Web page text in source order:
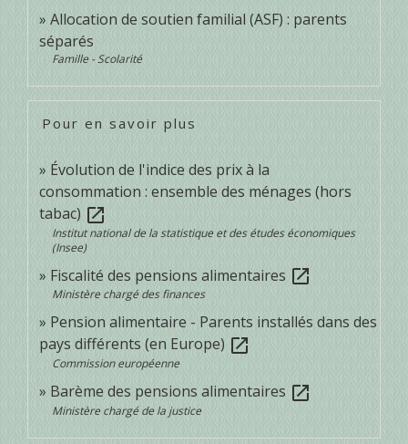
Allocation de soutien familial (ASF) : parents
séparés
Famille - Scolarité
Pour en savoir plus
Évolution de l'indice des prix à la
consommation : ensemble des ménages (hors
tabac) open_in_new
Institut national de la statistique et des études économiques
(Insee)
Fiscalité des pensions alimentaires open_in_new
Ministère chargé des finances
Pension alimentaire - Parents installés dans des
pays différents (en Europe) open_in_new
Commission européenne
Barème des pensions alimentaires open_in_new
Ministère chargé de la justice